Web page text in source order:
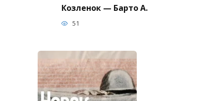
Козленок — Барто А.
51